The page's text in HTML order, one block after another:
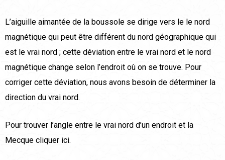
L’aiguille aimantée de la boussole se dirige vers le le nord
magnétique qui peut être différent du nord géographique qui
est le vrai nord ; cette déviation entre le vrai nord et le nord
magnétique change selon l’endroit où on se trouve. Pour
corriger cette déviation, nous avons besoin de déterminer la
direction du vrai nord.
Pour trouver l’angle entre le vrai nord d’un endroit et la
Mecque cliquer ici.